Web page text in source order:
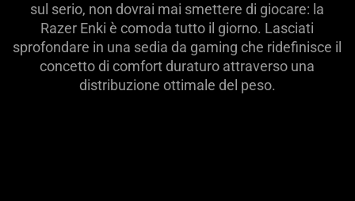
sul serio, non dovrai mai smettere di giocare: la
Razer Enki è comoda tutto il giorno. Lasciati
sprofondare in una sedia da gaming che ridefinisce il
concetto di comfort duraturo attraverso una
distribuzione ottimale del peso.